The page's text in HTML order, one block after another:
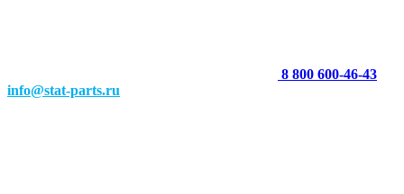
8 800 600-46-43
info@stat-parts.ru